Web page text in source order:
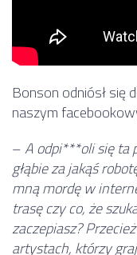
Bonson odniósł się
naszym
–A odpi***oli się ta
głąbie za jakąś
mną mordę w
trasę czy co, że
zaczepiasz?
artystach, którzy